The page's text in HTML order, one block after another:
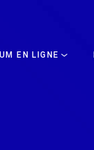
EN LIGNE